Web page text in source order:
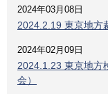
2024年03月08日
2024.2.19 東京地方
2024年02月09日
2024.1.23 東京地方
会）